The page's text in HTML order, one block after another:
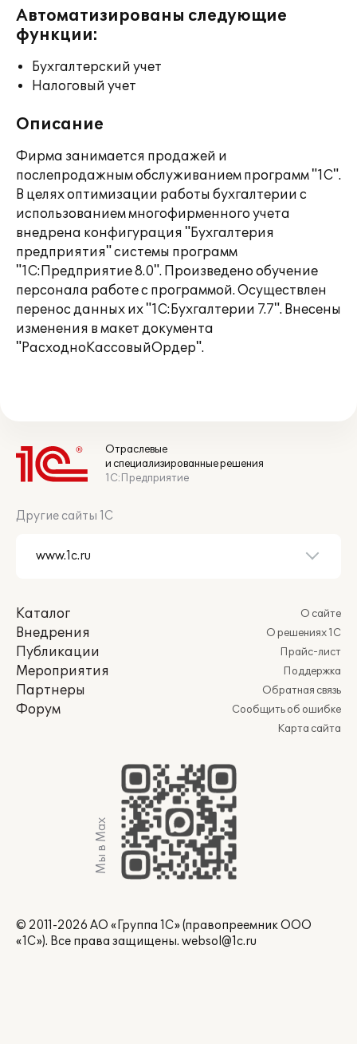
Автоматизированы следующие
функции:
Бухгалтерский учет
Налоговый учет
Описание
Фирма занимается продажей и
послепродажным обслуживанием программ "1С".
В целях оптимизации работы бухгалтерии с
использованием многофирменного учета
внедрена конфигурация "Бухгалтерия
предприятия" системы программ
"1С:Предприятие 8.0". Произведено обучение
персонала работе с программой. Осуществлен
перенос данных их "1С:Бухгалтерии 7.7". Внесены
изменения в макет документа
"РасходноКассовыйОрдер".
Отраслевые
и специализированные решения
1С:Предприятие
Другие сайты 1С
Каталог
Внедрения
Публикации
Мероприятия
Партнеры
Форум
О сайте
О решениях 1С
Прайс-лист
Поддержка
Обратная связь
Сообщить об ошибке
Карта сайта
Мы в Max
© 2011-2026 АО «Группа 1С» (правопреемник ООО
«1С»). Все права защищены. websol@1c.ru